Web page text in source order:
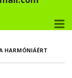
HARMÓNIÁÉRT